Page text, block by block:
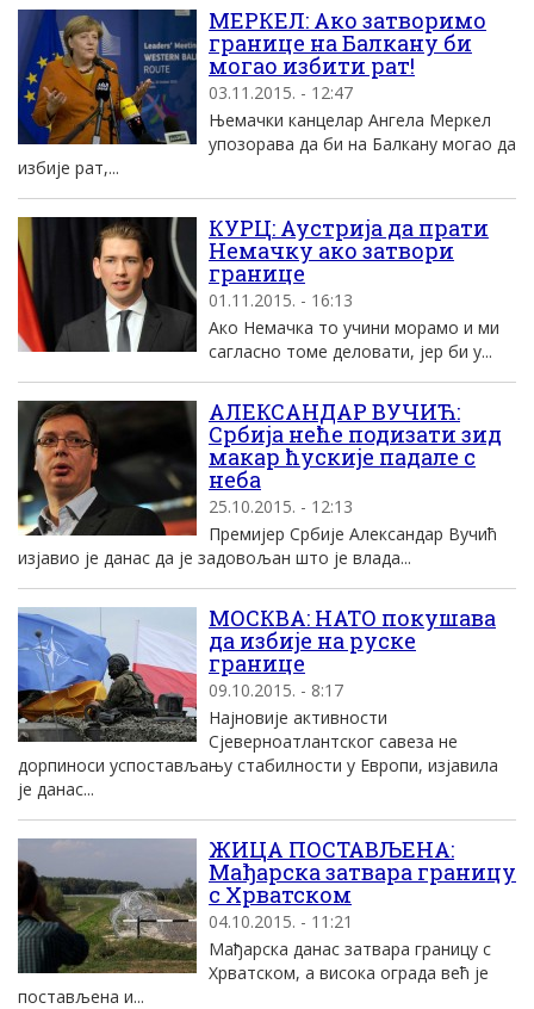
МЕРКЕЛ: Ако затворимо
границе на Балкану би
могао избити рат!
03.11.2015. - 12:47
Њемачки канцелар Ангела Меркел
упозорава да би на Балкану могао да
избије рат,...
КУРЦ: Аустрија да прати
Немачку ако затвори
границе
01.11.2015. - 16:13
Ако Немачка то учини морамо и ми
сагласно томе деловати, јер би у...
АЛЕКСАНДАР ВУЧИЋ:
Србија неће подизати зид
макар ћускије падале с
неба
25.10.2015. - 12:13
Премијер Србије Александар Вучић
изјавио је данас да је задовољан што је влада...
МОСКВА: НАТО покушава
да избије на руске
границе
09.10.2015. - 8:17
Најновије активности
Сјеверноатлантског савеза не
дорпиноси успостављању стабилности у Европи, изјавила
је данас...
ЖИЦА ПОСТАВЉЕНА:
Мађарска затвара границу
с Хрватском
04.10.2015. - 11:21
Мађарска данас затвара границу с
Хрватском, а висока ограда већ је
постављена и...